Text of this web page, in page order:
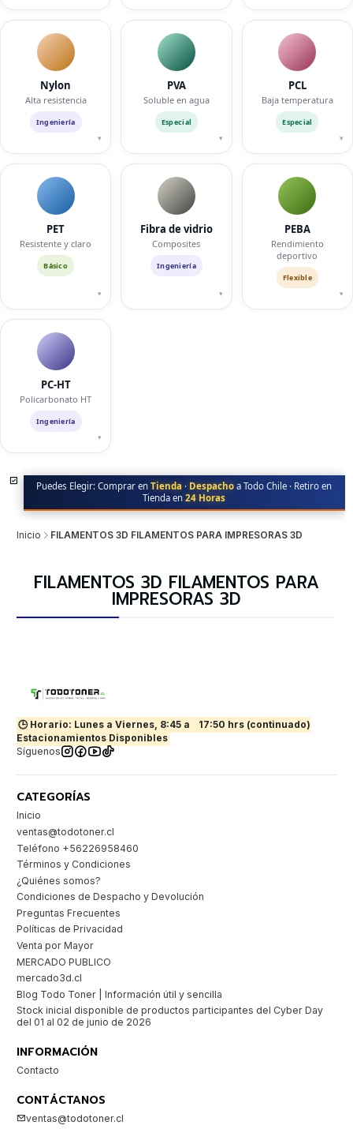
Nylon
Alta resistencia
Ingeniería
▾
PVA
Soluble en agua
Especial
▾
PCL
Baja temperatura
Especial
▾
PET
Resistente y claro
Básico
▾
Fibra de vidrio
Composites
Ingeniería
▾
PEBA
Rendimiento
deportivo
Flexible
▾
PC-HT
Policarbonato HT
Ingeniería
▾
Puedes Elegir: Comprar en Tienda · Despacho a Todo Chile · Retiro en
Tienda en 24 Horas
Inicio FILAMENTOS 3D FILAMENTOS PARA IMPRESORAS 3D
FILAMENTOS 3D FILAMENTOS PARA
IMPRESORAS 3D
🕒 Horario: Lunes a Viernes, 8:45 a
17:50 hrs (continuado)
Estacionamientos Disponibles
Síguenos
CATEGORÍAS
Inicio
ventas@todotoner.cl
Teléfono +56226958460
Términos y Condiciones
¿Quiénes somos?
Condiciones de Despacho y Devolución
Preguntas Frecuentes
Políticas de Privacidad
Venta por Mayor
MERCADO PUBLICO
mercado3d.cl
Blog Todo Toner | Información útil y sencilla
Stock inicial disponible de productos participantes del Cyber Day
del 01 al 02 de junio de 2026
INFORMACIÓN
Contacto
CONTÁCTANOS
ventas@todotoner.cl